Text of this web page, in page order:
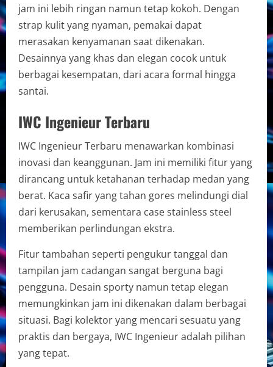
jam ini lebih ringan namun tetap kokoh. Dengan
strap kulit yang nyaman, pemakai dapat
merasakan kenyamanan saat dikenakan.
Desainnya yang khas dan elegan cocok untuk
berbagai kesempatan, dari acara formal hingga
santai.
IWC Ingenieur Terbaru
IWC Ingenieur Terbaru menawarkan kombinasi
inovasi dan keanggunan. Jam ini memiliki fitur yang
dirancang untuk ketahanan terhadap medan yang
berat. Kaca safir yang tahan gores melindungi dial
dari kerusakan, sementara case stainless steel
memberikan perlindungan ekstra.
Fitur tambahan seperti pengukur tanggal dan
tampilan jam cadangan sangat berguna bagi
pengguna. Desain sporty namun tetap elegan
memungkinkan jam ini dikenakan dalam berbagai
situasi. Bagi kolektor yang mencari sesuatu yang
praktis dan bergaya, IWC Ingenieur adalah pilihan
yang tepat.